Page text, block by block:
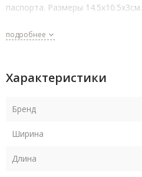
паспорта. Размеры 14.5х10.5х3см.
подробнее
Характеристики
Бренд
Ширина
Длина